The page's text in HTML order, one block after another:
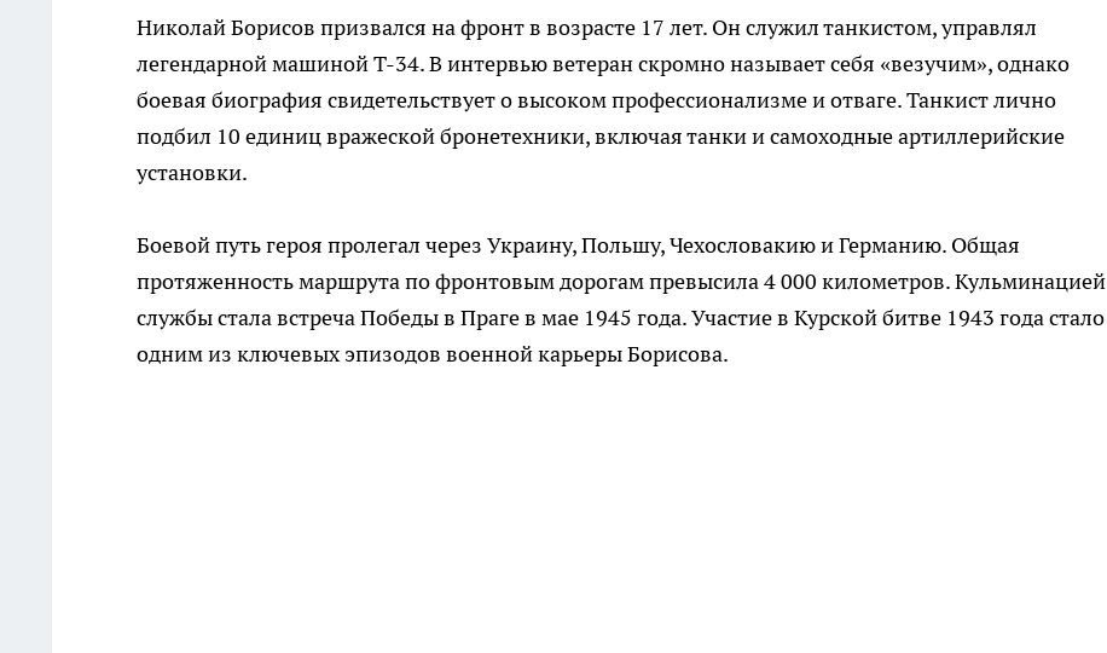
Николай Борисов призвался на фронт в возрасте 17 лет. Он служил танкистом, управлял
легендарной машиной Т-34. В интервью ветеран скромно называет себя «везучим», однако
боевая биография свидетельствует о высоком профессионализме и отваге. Танкист лично
подбил 10 единиц вражеской бронетехники, включая танки и самоходные артиллерийские
установки.
Боевой путь героя пролегал через Украину, Польшу, Чехословакию и Германию. Общая
протяженность маршрута по фронтовым дорогам превысила 4 000 километров. Кульминацией
службы стала встреча Победы в Праге в мае 1945 года. Участие в Курской битве 1943 года стало
одним из ключевых эпизодов военной карьеры Борисова.